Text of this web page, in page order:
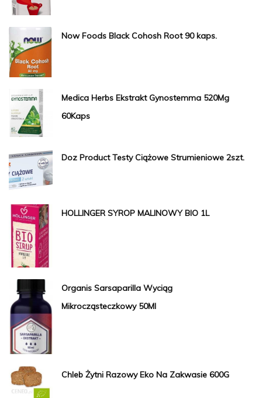
Now Foods Black Cohosh Root 90 kaps.
Medica Herbs Ekstrakt Gynostemma 520Mg
60Kaps
Doz Product Testy Ciążowe Strumieniowe 2szt.
HOLLINGER SYROP MALINOWY BIO 1L
Organis Sarsaparilla Wyciąg
Mikrocząsteczkowy 50Ml
Chleb Żytni Razowy Eko Na Zakwasie 600G